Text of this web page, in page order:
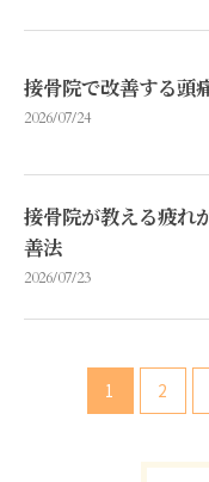
接骨院で改善する頭
2026/07/24
接骨院が教える疲れ
善法
2026/07/23
1 2